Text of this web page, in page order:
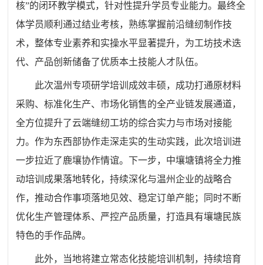
核”的闭环教学模式，针对性提升学员专业能力。最终全
体学员顺利通过结业考核，熟练掌握前沿缝纫制作技
术，整体专业素养和实操水平显著提升，为工坊技术迭
代、产品创新储备了优质本土技能人才队伍。
此次温州专项研学培训成效丰硕，成功打通原材料
采购、标准化生产、市场化销售的全产业链发展通道，
全方位提升了云端缝纫工坊的综合实力与市场对接能
力。作为东西部协作走深走实的生动实践，此次培训进
一步拉近了鹿壤协作情谊。下一步，中壤塘镇将全力推
动培训成果落地转化，持续深化与温州企业的战略合
作，推动合作事项落地见效、稳定订单产能；同时不断
优化生产管理体系、严控产品质量，打造具有壤塘民族
特色的手作品牌。
此外，当地将建立常态化技能培训机制，持续培育